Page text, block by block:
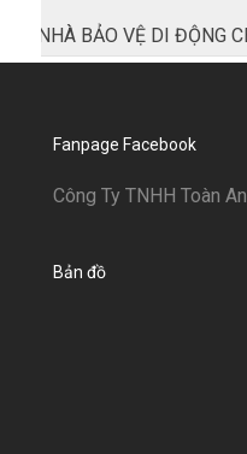
NHÀ BẢO VỆ DI ĐỘNG
Fanpage Facebook
Công Ty TNHH Toàn
Bản đồ